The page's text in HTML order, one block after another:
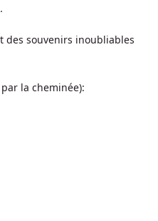
des souvenirs inoubliables
la cheminée):